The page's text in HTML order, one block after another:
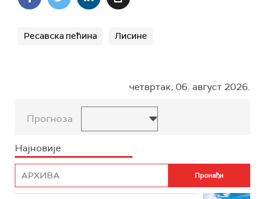
Ресавска пећина Лисине
четвртак, 06. август 2026.
Прогноза
Најновије